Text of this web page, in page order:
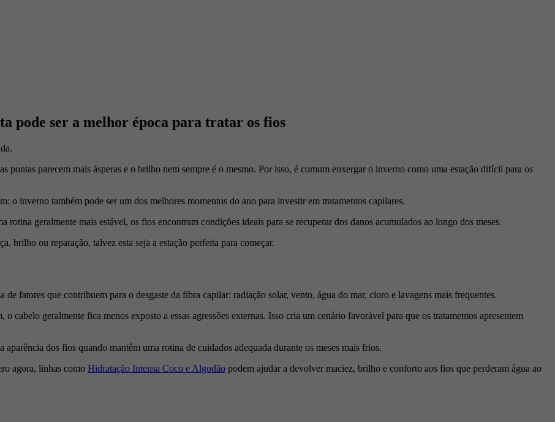
pode ser a melhor época para tratar os fios
pontas parecem mais ásperas e o brilho nem sempre é o mesmo. Por isso, é comum enxergar o inverno como uma estação difícil para os
o inverno também pode ser um dos melhores momentos do ano para investir em tratamentos capilares.
geralmente mais estável, os fios encontram condições ideais para se recuperar dos danos acumulados ao longo dos meses.
brilho ou reparação, talvez esta seja a estação perfeita para começar.
fatores que contribuem para o desgaste da fibra capilar: radiação solar, vento, água do mar, cloro e lavagens mais frequentes.
cabelo geralmente fica menos exposto a essas agressões externas. Isso cria um cenário favorável para que os tratamentos apresentem
dos fios quando mantêm uma rotina de cuidados adequada durante os meses mais frios.
agora, linhas como Hidratação Intensa Coco e Algodão podem ajudar a devolver maciez, brilho e conforto aos fios que perderam água ao